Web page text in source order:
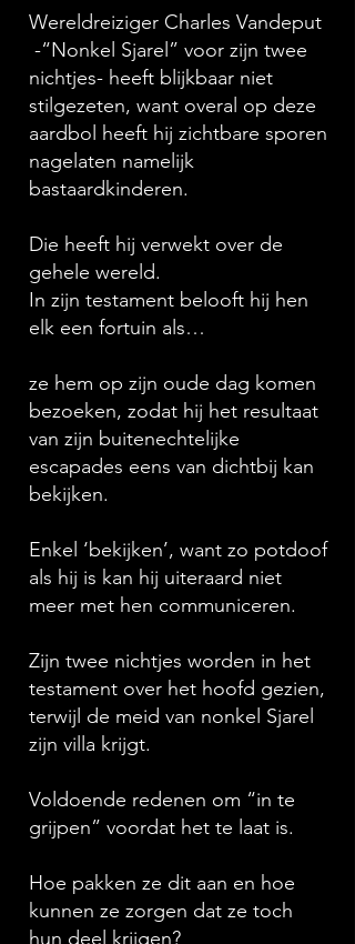
Wereldreiziger Charles Vandeput
-“Nonkel Sjarel” voor zijn twee
nichtjes- heeft blijkbaar niet
stilgezeten, want overal op deze
aardbol heeft hij zichtbare sporen
nagelaten namelijk
bastaardkinderen.
Die heeft hij verwekt over de
gehele wereld.
In zijn testament belooft hij hen
elk een fortuin als…
ze hem op zijn oude dag komen
bezoeken, zodat hij het resultaat
van zijn buitenechtelijke
escapades eens van dichtbij kan
bekijken.
Enkel ‘bekijken’, want zo potdoof
als hij is kan hij uiteraard niet
meer met hen communiceren.
Zijn twee nichtjes worden in het
testament over het hoofd gezien,
terwijl de meid van nonkel Sjarel
zijn villa krijgt.
Voldoende redenen om “in te
grijpen” voordat het te laat is.
Hoe pakken ze dit aan en hoe
kunnen ze zorgen dat ze toch
hun deel krijgen?